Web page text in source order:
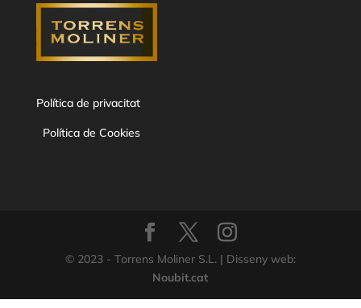
Política de privacitat
Política de Cookies
© 2023 - Torrens Moliner S.L. | Disseny web:
Noubit.cat